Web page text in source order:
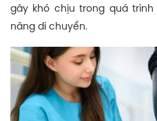
gây khó chịu trong quá
năng di chuyển.